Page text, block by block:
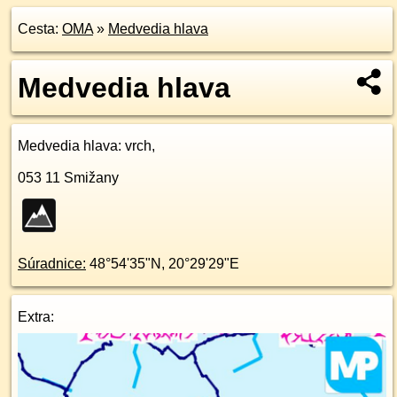
Cesta: OMA» Medvedia hlava
Medvedia hlava
Medvedia hlava: vrch,
053 11 Smižany
Súradnice: 48°54'35"N , 20°29'29"E
Extra: